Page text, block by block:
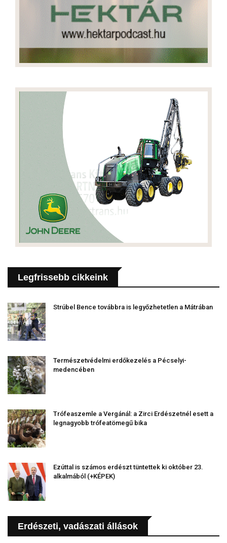
Legfrissebb cikkeink
Strúbel Bence továbbra is legyőzhetetlen a Mátrában
Természetvédelmi erdőkezelés a Pécselyi-
medencében
Trófeaszemle a Vergánál: a Zirci Erdészetnél esett a
legnagyobb trófeatömegű bika
Ezúttal is számos erdészt tüntettek ki október 23.
alkalmából (+KÉPEK)
Erdészeti, vadászati állások